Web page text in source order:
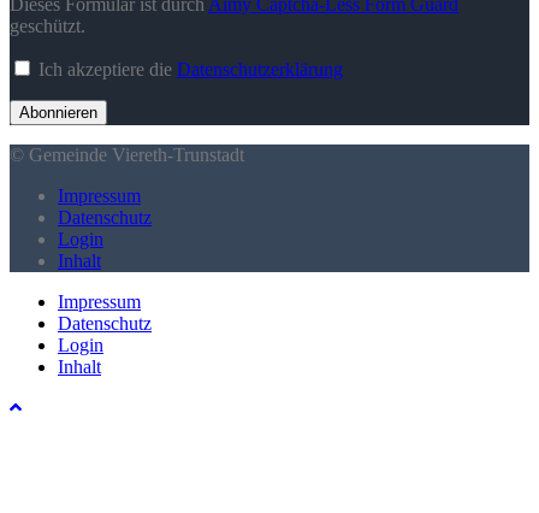
Dieses Formular ist durch Aimy Captcha-Less Form Guard
geschützt.
Ich akzeptiere die Datenschutzerklärung
Abonnieren
© Gemeinde Viereth-Trunstadt
Impressum
Datenschutz
Login
Inhalt
Impressum
Datenschutz
Login
Inhalt